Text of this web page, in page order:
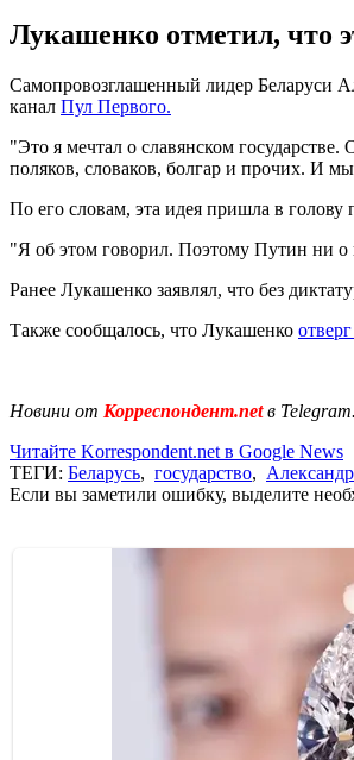
Лукашенко отметил, что
Самопровозглашенный лидер Беларуси
канал Пул Первого.
"Это я мечтал о славянском
поляков, словаков, болгар и прочих. И
По его словам, эта идея пришла в
"Я об этом говорил. Поэтому Путин ни о
Ранее Лукашенко заявлял, что без
Также сообщалось, что Лукашенко
Новини от Корреспондент.netв
Читайте Korrespondent.net в Google News
ТЕГИ: Беларусь, государство,
Если вы заметили ошибку, выделите